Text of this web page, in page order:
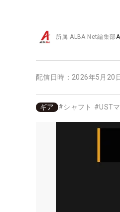
所属ALBA Net編集部
配信日時： 2026年5月20
ギア #シャフト #UST